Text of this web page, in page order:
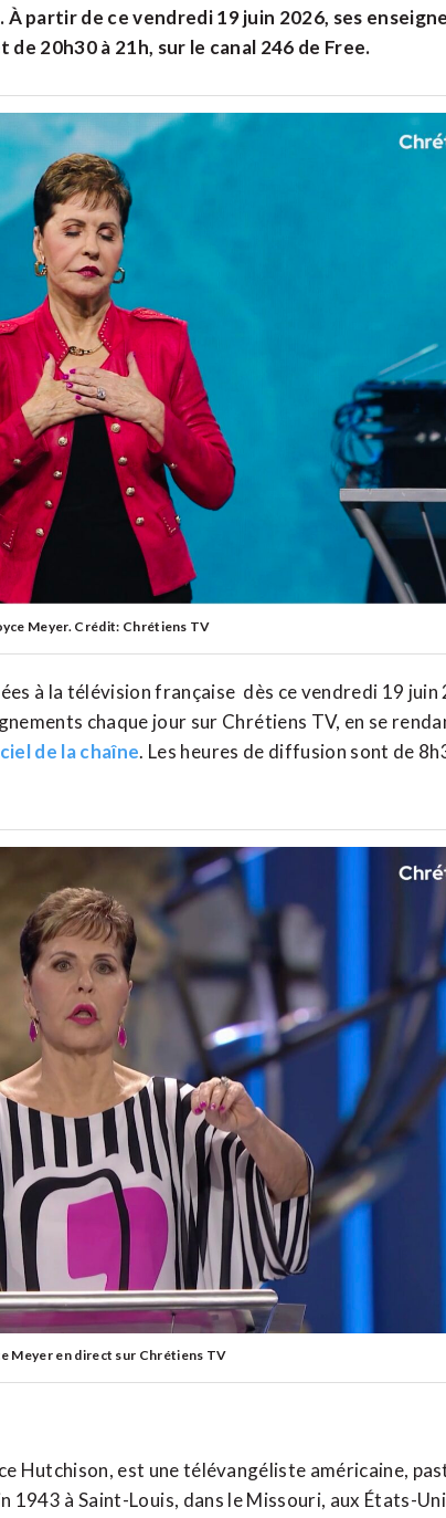
partir de ce vendredi 19 juin 2026, ses
20h30 à 21h, sur le canal 246 de Free.
Meyer. Crédit: Chrétiens TV
à la télévisionfrançaise dès ce vendredi 19 juin
chaque jour sur Chrétiens TV, en se
de la chaîne. Les heures de diffusion sont de
Meyer en direct sur Chrétiens TV
Hutchison, est une télévangéliste américaine,
1943 à Saint-Louis, dans le Missouri, aux États-